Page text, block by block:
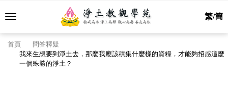
繁/簡
首頁
問答釋疑
我來生想要到淨土去，那麼我應該積集什麼樣的資糧，才能夠招感這麼
一個殊勝的淨土？